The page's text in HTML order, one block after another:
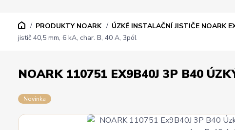
PRODUKTY NOARK ÚZKÉ INSTALAČNÍ JISTIČE NOARK
jistič 40,5 mm, 6 kA, char. B, 40 A, 3pól
NOARK 110751 EX9B40J 3P B40
Novinka